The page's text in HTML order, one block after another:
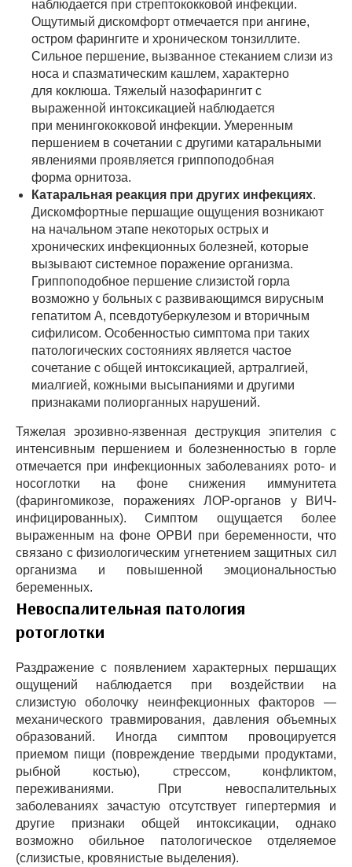
наблюдается при стрептококковой инфекции.
Ощутимый дискомфорт отмечается при ангине,
остром фарингите и хроническом тонзиллите.
Сильное першение, вызванное стеканием слизи из
носа и спазматическим кашлем, характерно
для коклюша. Тяжелый назофарингит с
выраженной интоксикацией наблюдается
при менингококковой инфекции. Умеренным
першением в сочетании с другими катаральными
явлениями проявляется гриппоподобная
форма орнитоза.
Катаральная реакция при других инфекциях.
Дискомфортные першащие ощущения возникают
на начальном этапе некоторых острых и
хронических инфекционных болезней, которые
вызывают системное поражение организма.
Гриппоподобное першение слизистой горла
возможно у больных с развивающимся вирусным
гепатитом А, псевдотуберкулезом и вторичным
сифилисом. Особенностью симптома при таких
патологических состояниях является частое
сочетание с общей интоксикацией, артралгией,
миалгией, кожными высыпаниями и другими
признаками полиорганных нарушений.
Тяжелая эрозивно-язвенная деструкция эпителия с
интенсивным першением и болезненностью в горле
отмечается при инфекционных заболеваниях рото- и
носоглотки на фоне снижения иммунитета
(фарингомикозе, поражениях ЛОР-органов у ВИЧ-
инфицированных). Симптом ощущается более
выраженным на фоне ОРВИ при беременности, что
связано с физиологическим угнетением защитных сил
организма и повышенной эмоциональностью
беременных.
Невоспалительная патология
ротоглотки
Раздражение с появлением характерных першащих
ощущений наблюдается при воздействии на
слизистую оболочку неинфекционных факторов —
механического травмирования, давления объемных
образований. Иногда симптом провоцируется
приемом пищи (повреждение твердыми продуктами,
рыбной костью), стрессом, конфликтом,
переживаниями. При невоспалительных
заболеваниях зачастую отсутствует гипертермия и
другие признаки общей интоксикации, однако
возможно обильное патологическое отделяемое
(слизистые, кровянистые выделения).